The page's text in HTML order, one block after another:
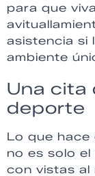
para que
asistencia si
ambiente
Una cita
deporte
Lo que hace
no es solo
con vistas al